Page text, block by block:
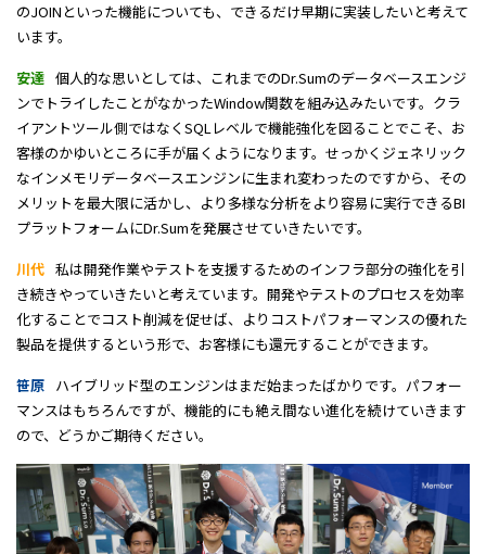
のJOINといった機能についても、できるだけ早期に実装したいと考えて
います。
安達 個人的な思いとしては、これまでのDr.Sumのデータベースエンジ
ンでトライしたことがなかったWindow関数を組み込みたいです。クラ
イアントツール側ではなくSQLレベルで機能強化を図ることでこそ、お
客様のかゆいところに手が届くようになります。せっかくジェネリック
なインメモリデータベースエンジンに生まれ変わったのですから、その
メリットを最大限に活かし、より多様な分析をより容易に実行できるBI
プラットフォームにDr.Sumを発展させていきたいです。
川代 私は開発作業やテストを支援するためのインフラ部分の強化を引
き続きやっていきたいと考えています。開発やテストのプロセスを効率
化することでコスト削減を促せば、よりコストパフォーマンスの優れた
製品を提供するという形で、お客様にも還元することができます。
笹原 ハイブリッド型のエンジンはまだ始まったばかりです。パフォー
マンスはもちろんですが、機能的にも絶え間ない進化を続けていきます
ので、どうかご期待ください。